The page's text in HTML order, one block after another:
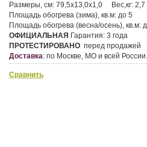
Размеры, см: 79,5х13,0х1,0 Вес,кг: 2,7
Площадь обогрева (зима), кв.м: до 5
Площадь обогрева (весна/осень), кв.м:
ОФИЦИАЛЬНАЯ Гарантия: 3 года
ПРОТЕСТИРОВАНО перед продажей
Доставка: по Москве, МО и всей России.
Сравнить